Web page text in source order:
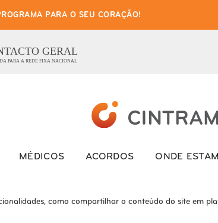
de cookies
e funcionais, para lhe oferecer uma boa
básicas do site e o site não funcionará da maneira
os visitantes interagem com o site. Esses cookies
como compartilhar o conteúdo do site em
PARA O SEU CORAÇÃO!
GERAL
PARA A REDE FIXA NACIONAL
MÉDICOS ACORDOS ONDE